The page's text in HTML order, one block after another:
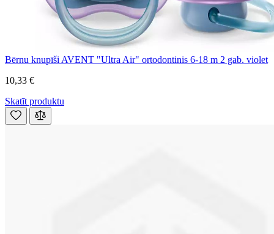
Bērnu knupīši AVENT "Ultra Air" ortodontinis 6-18 m 2 gab. violet
10,33 €
Skatīt produktu